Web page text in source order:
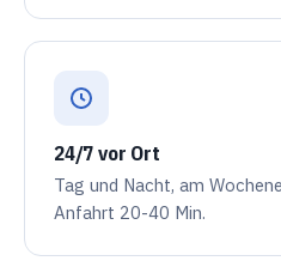
24/7 vor Ort
Tag und Nacht, am
Anfahrt 20-40 Min.